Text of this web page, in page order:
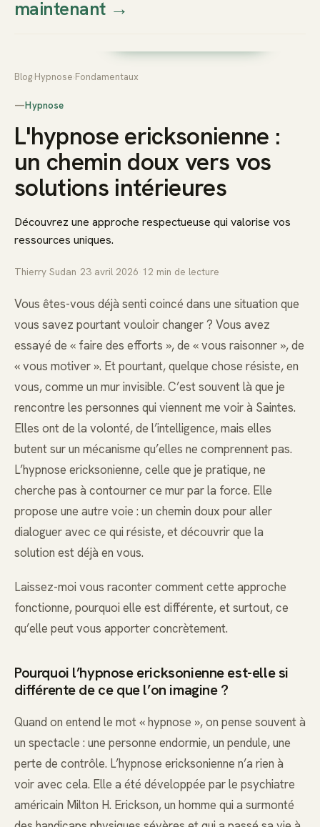
Thierry
Prendre rendez-vous dès
maintenant→
Blog Hypnose Fondamentaux
—Hypnose
L'hypnose ericksonienne :
un chemin doux vers vos
solutions intérieures
Découvrez une approche respectueuse qui valorise vos
ressources uniques.
Thierry Sudan 23 avril 2026 12 min de lecture
Vous êtes-vous déjà senti coincé dans une situation que
vous savez pourtant vouloir changer ? Vous avez
essayé de « faire des efforts », de « vous raisonner », de
« vous motiver ». Et pourtant, quelque chose résiste, en
vous, comme un mur invisible. C’est souvent là que je
rencontre les personnes qui viennent me voir à Saintes.
Elles ont de la volonté, de l’intelligence, mais elles
butent sur un mécanisme qu’elles ne comprennent pas.
L’hypnose ericksonienne, celle que je pratique, ne
cherche pas à contourner ce mur par la force. Elle
propose une autre voie : un chemin doux pour aller
dialoguer avec ce qui résiste, et découvrir que la
solution est déjà en vous.
Laissez-moi vous raconter comment cette approche
fonctionne, pourquoi elle est différente, et surtout, ce
qu’elle peut vous apporter concrètement.
Pourquoi l’hypnose ericksonienne est-elle si
différente de ce que l’on imagine ?
Quand on entend le mot « hypnose », on pense souvent à
un spectacle : une personne endormie, un pendule, une
perte de contrôle. L’hypnose ericksonienne n’a rien à
voir avec cela. Elle a été développée par le psychiatre
américain Milton H. Erickson, un homme qui a surmonté